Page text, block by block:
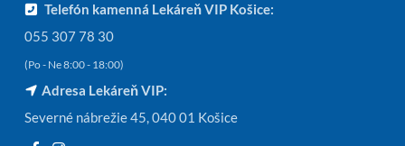
Telefón kamenná Lekáreň VIP Košice:
055 307 78 30
(Po - Ne 8:00 - 18:00)
Adresa Lekáreň VIP:
Severné nábrežie 45, 040 01 Košice